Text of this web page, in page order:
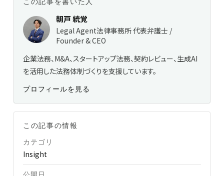
朝戸 統覚
Legal Agent法律事務所 代表弁護士 /
Founder & CEO
企業法務、M&A、スタートアップ法務、契約レビュー、生成AI
を活用した法務体制づくりを支援しています。
プロフィールを見る
この記事の情報
カテゴリ
Insight